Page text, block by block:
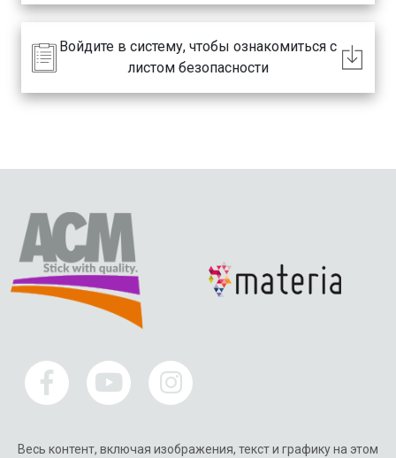
Войдите в систему, чтобы ознакомиться с
листом безопасности
Весь контент, включая изображения, текст и графику на этом